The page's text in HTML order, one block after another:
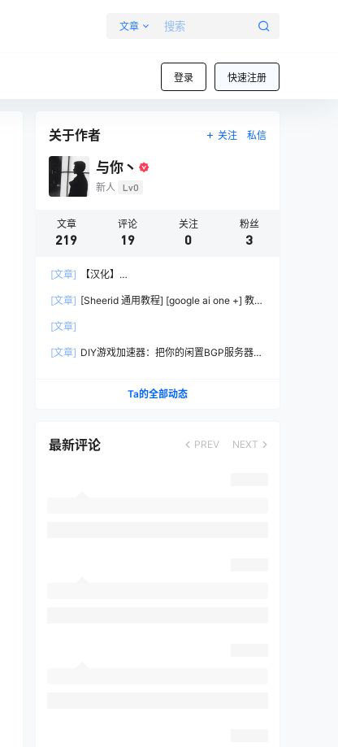
文章
登录 快速注册
关于作者 关注 私信
与你丶
新人 Lv0
文章
219
评论
19
关注
0
粉丝
3
[文章]
【汉化】
– 开源 AI 助手部署教程
[文章] [Sheerid 通用教程] [google ai one +] 教你
[文章]
[文章] DIY游戏加速器：把你的闲置BGP服务器变
Ta的全部动态
最新评论 PREV NEXT